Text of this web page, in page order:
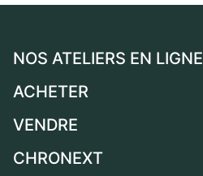
NOS ATELIERS EN LIGNE
Allemagne
Suisse
ACHETER
Toutes les montres de luxe
VENDRE
Vendre une montre
CHRONEXT